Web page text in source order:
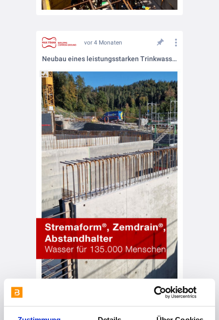
vor 4 Monaten
Neubau eines leistungsstarken Trinkwasserreservoirs in der Schweiz